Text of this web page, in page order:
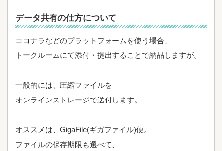
データ共有の仕方について
ココナラなどのプラットフォームを使う場合、
トークルームにて添付・提出することで納品しますが。
一般的には、圧縮ファイルを
オンラインストレージで送付します。
オススメは、GigaFile(ギガファイル)便。
ファイルの保存期限も選べて、